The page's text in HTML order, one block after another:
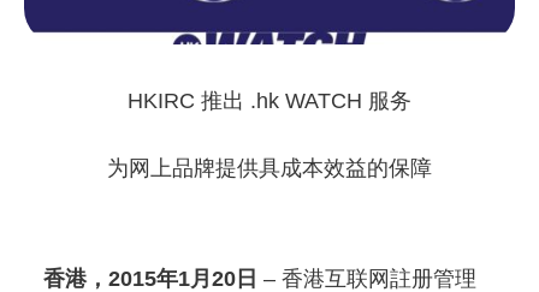
HKIRC 推出 .hk WATCH 服务
为网上品牌提供具成本效益的保障
香港，2015年1月20日 – 香港互联网註册管理